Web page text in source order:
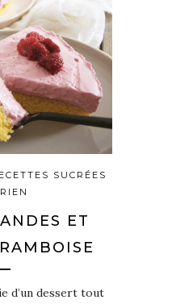
SUCRÉES
ET
d’un dessert tout